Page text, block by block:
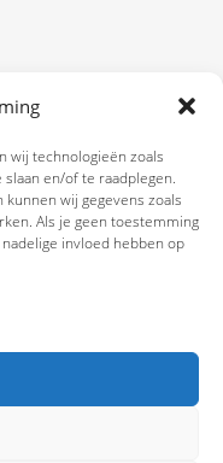
wij technologieën zoals
en/of te raadplegen.
wij gegevens zoals
Als je geen toestemming
invloed hebben op